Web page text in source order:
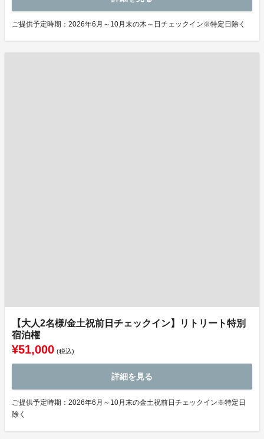
ご提供予定時期：2026年6月～10月末の木～日チェックイン※特定日除く
【大人2名様/金土祝前日チェックイン】リトリート特別
宿泊権
¥51,000 (税込)
詳細を見る
ご提供予定時期：2026年6月～10月末の金土祝前日チェックイン※特定日
除く